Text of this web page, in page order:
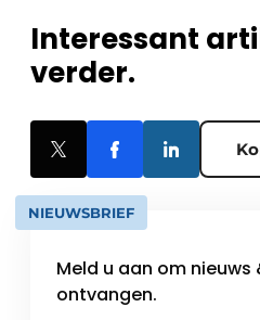
Interessant
verder.
NIEUWSBRIEF
Meld u aan om
ontvangen.